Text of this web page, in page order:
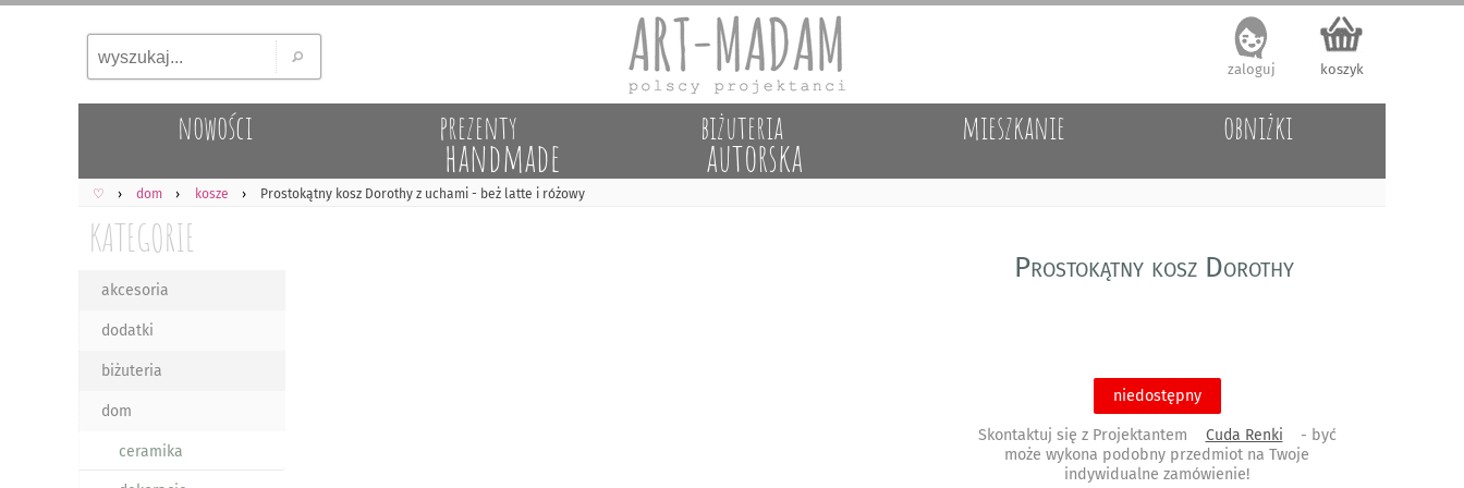
koszyk
zaloguj
nowości prezenty
handmade
biżuteria
autorska
mieszkanie obniżki
♡ dom kosze Prostokątny kosz Dorothy z uchami - beż latte i różowy
KATEGORIE
akcesoria
dodatki
biżuteria
dom
ceramika
Prostokątny kosz Dorothy
niedostępny
Skontaktuj się z Projektantem Cuda Renki
- być
może wykona podobny przedmiot na Twoje
indywidualne zamówienie!